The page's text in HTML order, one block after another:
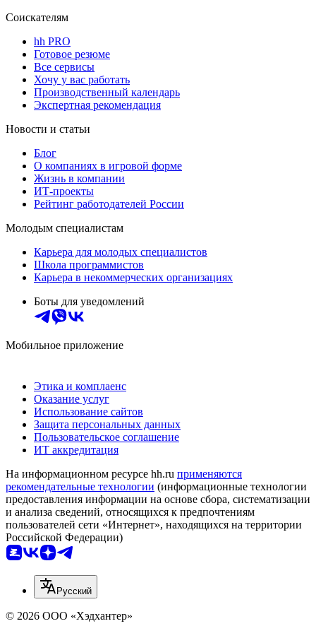
Соискателям
hh PRO
Готовое резюме
Все сервисы
Хочу у вас работать
Производственный календарь
Экспертная рекомендация
Новости и статьи
Блог
О компаниях в игровой форме
Жизнь в компании
ИТ-проекты
Рейтинг работодателей России
Молодым специалистам
Карьера для молодых специалистов
Школа программистов
Карьера в некоммерческих организациях
Боты для уведомлений
Мобильное приложение
Этика и комплаенс
Оказание услуг
Использование сайтов
Защита персональных данных
Пользовательское соглашение
ИТ аккредитация
На информационном ресурсе hh.ru применяются
рекомендательные технологии (информационные технологии
предоставления информации на основе сбора, систематизации
и анализа сведений, относящихся к предпочтениям
пользователей сети «Интернет», находящихся на территории
Российской Федерации)
Русский
© 2026 ООО «Хэдхантер»